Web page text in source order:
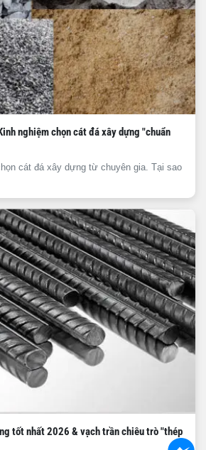
nghiệm chọn cát đá xây dựng "chuẩn
cát đá xây dựng từ chuyên gia. Tại sao
tốt nhất 2026 & vạch trần chiêu trò "thép